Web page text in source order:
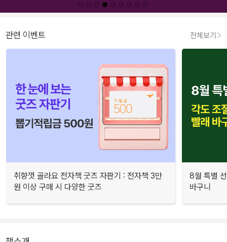
관련 이벤트 전체보기
취향껏 골라요 전자책 굿즈 자판기 : 전자책 3만
원 이상 구매 시 다양한 굿즈
8월 특별
바구니